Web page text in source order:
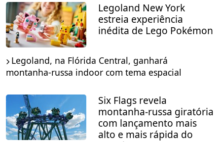
Legoland New York
estreia experiência
inédita de Lego Pokémon
Legoland, na Flórida Central, ganhará
montanha-russa indoor com tema espacial
Six Flags revela
montanha-russa giratória
com lançamento mais
alto e mais rápida do